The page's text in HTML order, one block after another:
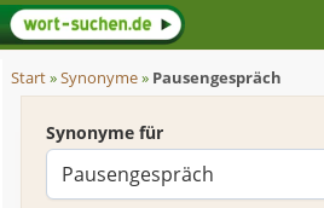
Start»Synonyme» Pausengespräch
Synonyme für